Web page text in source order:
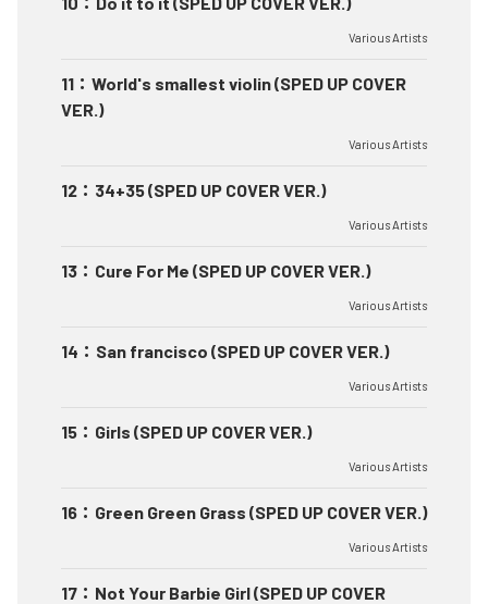
Various Artists
11 ： World's smallest violin (SPED UP COVER
VER.)
Various Artists
12 ： 34+35 (SPED UP COVER VER.)
Various Artists
13 ： Cure For Me (SPED UP COVER VER.)
Various Artists
14 ： San francisco (SPED UP COVER VER.)
Various Artists
15 ： Girls (SPED UP COVER VER.)
Various Artists
16 ： Green Green Grass (SPED UP COVER VER.)
Various Artists
17 ： Not Your Barbie Girl (SPED UP COVER